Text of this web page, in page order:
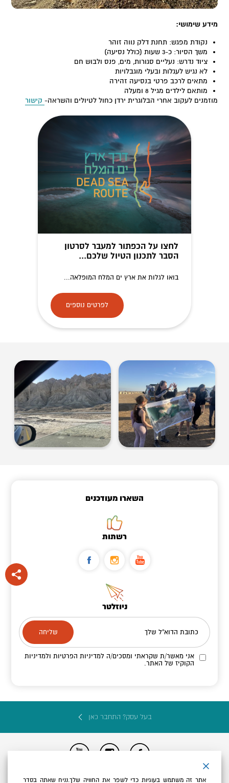
מידע שימושי:
נקודת מפגש: תחנת דלק נווה זוהר
משך הסיור: כ-3 שעות (כולל נסיעה)
ציוד נדרש: נעליים סגורות, מים, פנס ולבוש חם
לא נגיש לעגלות ובעלי מוגבלויות
מתאים לרכב פרטי בנסיעה זהירה
מותאם לילדים מגיל 8 ומעלה
מוזמנים לעקוב אחרי הבלוגרית ירדן כחול לטיולים והשראה- קישור
לחצו על הכפתור למעבר לסרטון
הסבר לתכנון הטיול שלכם...
בואו לגלות את ארץ ים המלח המופלאה...
לפרטים נוספים
השארו מעודכנים
רשתות
ניוזלטר
כתובת הדוא"ל שלך
אני מאשר/ת שקראתי ומסכים/הלמדיניות הפרטיות ולמדיניות
הקוקיז של האתר.
בעל עסק? התחבר כאן
הצהרת נגישות תקנון, תנאי שימוש ומדיניות פרטיות הגדרות פרטיות
אתר זה משתמש בעוגיות כדי לשפר את החוויה שלך.נניח שאתה בסדר